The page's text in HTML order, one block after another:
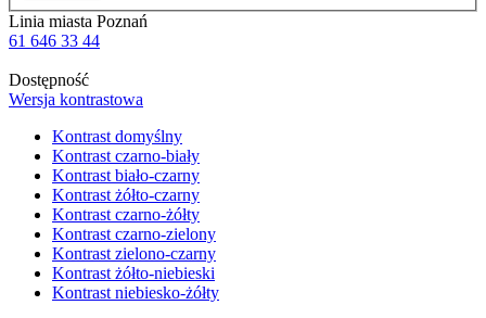
Linia miasta Poznań
61 646 33 44
Dostępność
Wersja kontrastowa
Kontrast domyślny
Kontrast czarno-biały
Kontrast biało-czarny
Kontrast żółto-czarny
Kontrast czarno-żółty
Kontrast czarno-zielony
Kontrast zielono-czarny
Kontrast żółto-niebieski
Kontrast niebiesko-żółty